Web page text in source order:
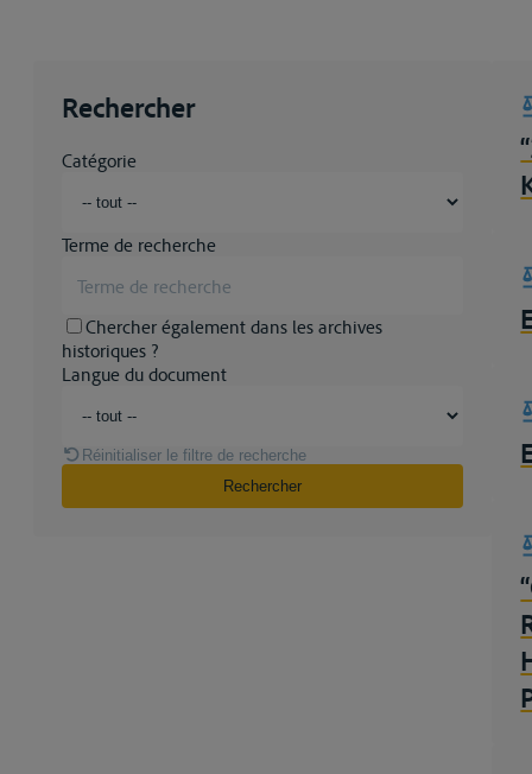
Rechercher
Catégorie
Terme de recherche
Chercher également dans les archives
historiques ?
Langue du document
Réinitialiser le filtre de recherche
Rechercher